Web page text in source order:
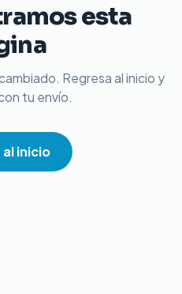
esta
Regresa al inicio y
tu envío.
al inicio